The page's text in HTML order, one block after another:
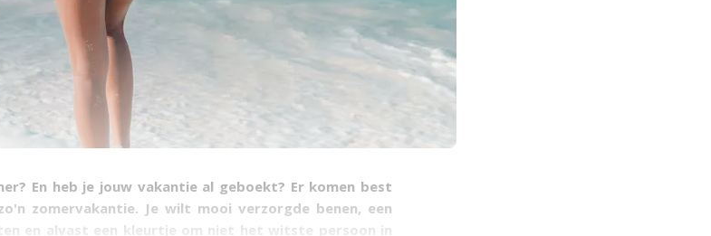
En heb je jouw vakantie al geboekt? Er komen best
zomervakantie. Je wilt mooi verzorgde benen, een
en alvast een kleurtje om niet het witste persoon in